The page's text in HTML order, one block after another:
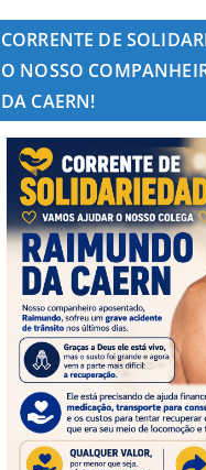
CORRENTE DE
O NOSSO
DA CAERN!